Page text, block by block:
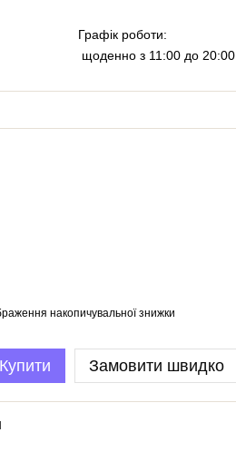
Графік роботи:
щоденно з 11:00 до 20:00
накопичувальної знижки
Купити Замовити швидко